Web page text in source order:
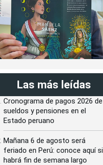
Las más leídas
Cronograma de pagos 2026 de
sueldos y pensiones en el
Estado peruano
Mañana 6 de agosto será
feriado en Perú: conoce aquí si
habrá fin de semana largo